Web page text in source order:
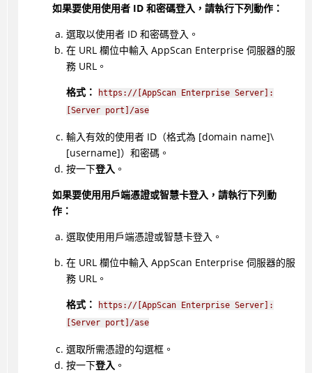
如果要使用使用者 ID 和密碼登入，請執行下列動作：
選取以使用者 ID 和密碼登入。
在 URL 欄位中輸入 AppScan Enterprise 伺服器的服
務 URL。
格式：
https://[AppScan Enterprise Server]:
[Server port]/ase
輸入有效的使用者 ID（格式為 [domain name]\
[username]）和密碼。
按一下登入。
如果要使用用戶端憑證或智慧卡登入，請執行下列動
作：
選取使用用戶端憑證或智慧卡登入。
在 URL 欄位中輸入 AppScan Enterprise 伺服器的服
務 URL。
格式：
https://[AppScan Enterprise Server]:
[Server port]/ase
選取所需憑證的勾選框。
按一下登入。